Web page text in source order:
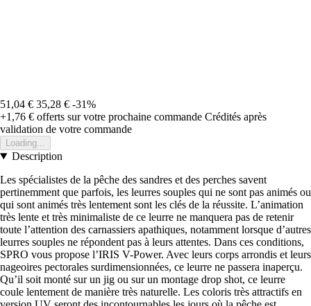
51,04 € 35,28 € -31%
+1,76 € offerts sur votre prochaine commande Crédités après
validation de votre commande
Loading...
Description
Les spécialistes de la pêche des sandres et des perches savent
pertinemment que parfois, les leurres souples qui ne sont pas animés ou
qui sont animés très lentement sont les clés de la réussite. L’animation
très lente et très minimaliste de ce leurre ne manquera pas de retenir
toute l’attention des carnassiers apathiques, notamment lorsque d’autres
leurres souples ne répondent pas à leurs attentes. Dans ces conditions,
SPRO vous propose l’IRIS V-Power. Avec leurs corps arrondis et leurs
nageoires pectorales surdimensionnées, ce leurre ne passera inaperçu.
Qu’il soit monté sur un jig ou sur un montage drop shot, ce leurre
coule lentement de manière très naturelle. Les coloris très attractifs en